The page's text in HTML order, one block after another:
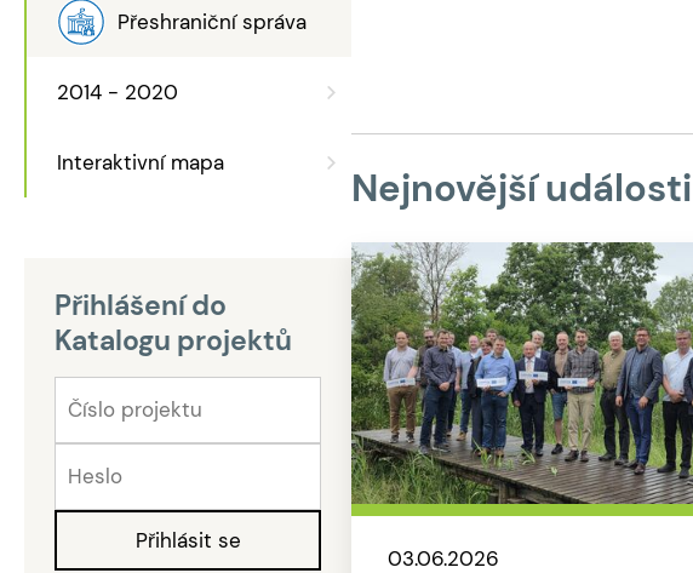
Přeshraniční správa
2014 - 2020
Interaktivní mapa
Přihlášení do
Katalogu projektů
Nejnovější události
03.06.2026